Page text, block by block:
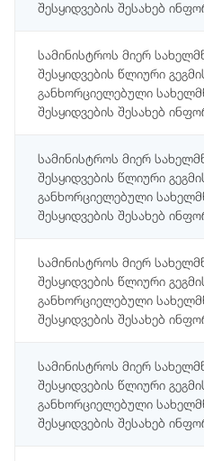
შესყიდვების შესახებ
სამინისტროს მიერ
შესყიდვების წლიური
განხორციელებული
შესყიდვების შესახებ
სამინისტროს მიერ
შესყიდვების წლიური
განხორციელებული
შესყიდვების შესახებ
სამინისტროს მიერ
შესყიდვების წლიური
განხორციელებული
შესყიდვების შესახებ
სამინისტროს მიერ
შესყიდვების წლიური
განხორციელებული
შესყიდვების შესახებ